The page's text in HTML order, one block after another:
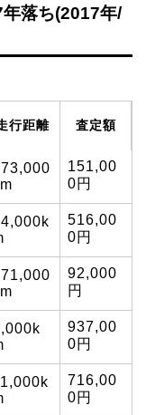
年落ち(2017年/
行距離 査定額
151,00
0円
516,00
0円
92,000
円
937,00
0円
716,00
0円